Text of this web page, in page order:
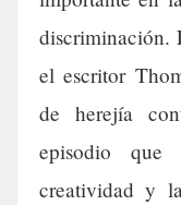
discriminación.
el escritor
de herejía
episodio
creatividad y